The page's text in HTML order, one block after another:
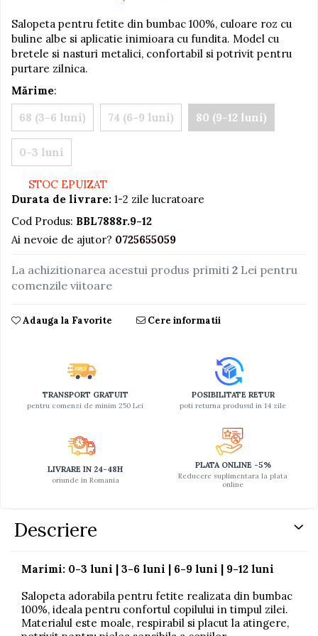
Jucarii educative din lemn
Motociclete
Muzica si instrumente
Pistoale
Plastilina
Proiectoare
Saltelute si centre de activitati
Seturi de doctor
Seturi de rufe
Trenulete
Trenuri cu sine
Vehicule de constructii
Salopeta pentru fetite din bumbac 100%, culoare roz cu
buline albe si aplicatie inimioara cu fundita. Model cu
bretele si nasturi metalici, confortabil si potrivit pentru
purtare zilnica.
Mărime:
68 (3-6 luni)
74 (6-9 luni) 80 (9-12 luni)
0-3 luni
STOC EPUIZAT
Durata de livrare: 1-2 zile lucratoare
Cod Produs: BBL7888r.9-12
Ai nevoie de ajutor? 0725655059
La achizitionarea acestui produs primiti 2 Lei pentru
comenzile viitoare
Adauga la Favorite Cere informatii
TRANSPORT GRATUIT
pentru comenzi de minim 250 Lei
POSIBILITATE RETUR
poti returna produsul in 14 zile
LIVRARE IN 24-48H
oriunde in Romania
PLATA ONLINE -5%
Reducere suplimentara la plata
online
Descriere
Marimi: 0-3 luni | 3-6 luni | 6-9 luni | 9-12 luni
Salopeta adorabila pentru fetite realizata din bumbac
100%, ideala pentru confortul copilului in timpul zilei.
Materialul este moale, respirabil si placut la atingere,